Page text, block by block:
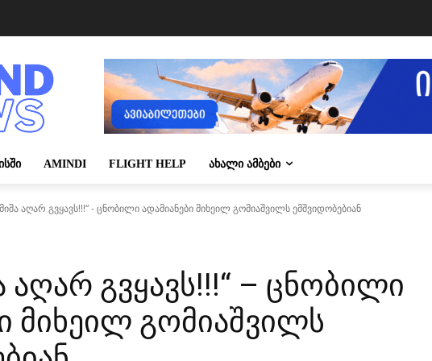
AMINDI FLIGHT HELP ᲐᲮᲐᲚᲘ ᲐᲛᲑᲔᲑᲘ
მიშა აღარ გვყავს!!!“ - ცნობილი ადამიანები მიხეილ გომიაშვილს ემშვიდობებიან
აღარ გვყავს!!!“ – ცნობილი
მიხეილ გომიაშვილს